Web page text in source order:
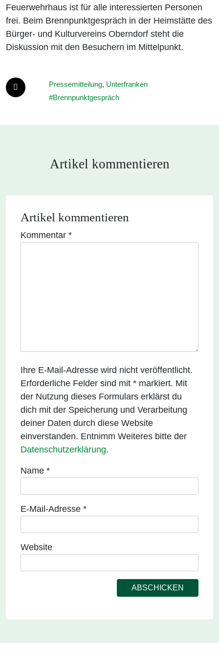
Feuerwehrhaus ist für alle interessierten Personen
frei. Beim Brennpunktgespräch in der Heimstätte des
Bürger- und Kulturvereins Oberndorf steht die
Diskussion mit den Besuchern im Mittelpunkt.
Pressemitteilung, Unterfranken
Brennpunktgespräch
Artikel kommentieren
Artikel kommentieren
Kommentar *
Ihre E-Mail-Adresse wird nicht veröffentlicht.
Erforderliche Felder sind mit * markiert. Mit
der Nutzung dieses Formulars erklärst du
dich mit der Speicherung und Verarbeitung
deiner Daten durch diese Website
einverstanden. Entnimm Weiteres bitte der
Datenschutzerklärung.
Name *
E-Mail-Adresse *
Website